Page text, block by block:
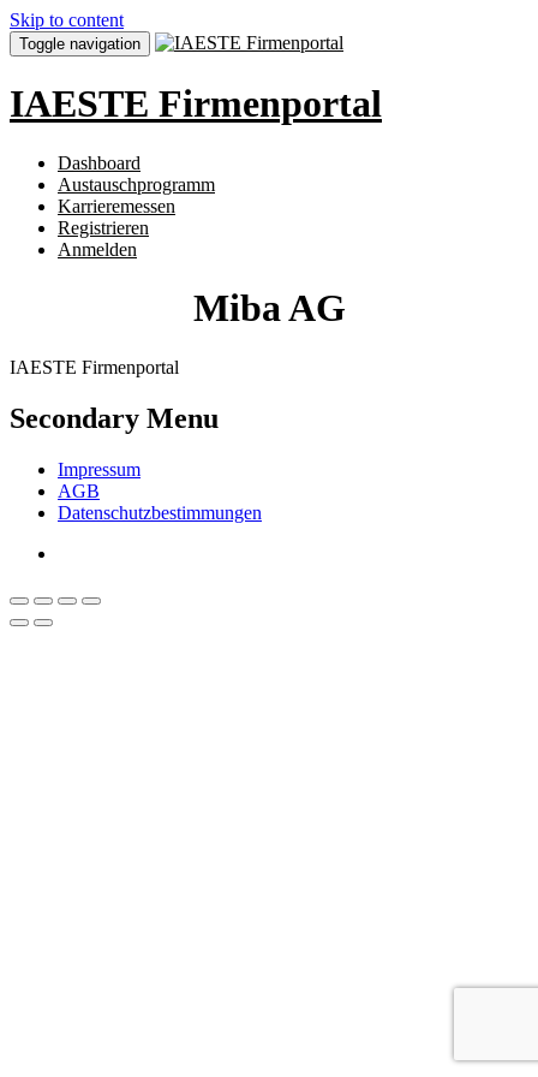
Skip to content
Toggle navigation
IAESTE Firmenportal
Dashboard
Austauschprogramm
Karrieremessen
Registrieren
Anmelden
Miba AG
IAESTE Firmenportal
Secondary Menu
Impressum
AGB
Datenschutzbestimmungen